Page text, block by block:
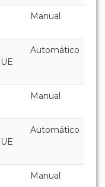
Manual
Automático
Manual
Automático
Manual